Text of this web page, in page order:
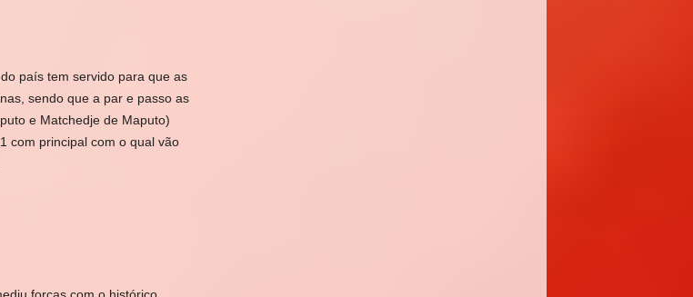
país tem servido para que as
sendo que a par e passo as
e Matchedje de Maputo)
com principal com o qual vão